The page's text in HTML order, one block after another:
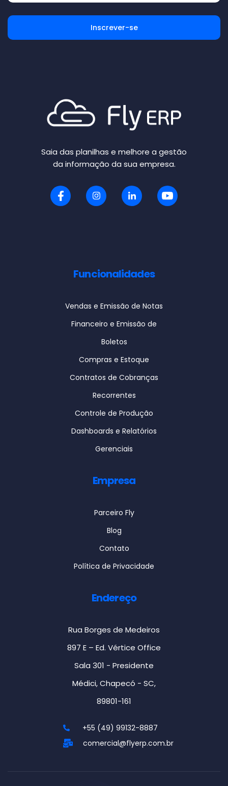
Saia das planilhas e melhore a gestão
da informação da sua empresa.
Funcionalidades
Vendas e Emissão de Notas
Financeiro e Emissão de
Boletos
Compras e Estoque
Contratos de Cobranças
Recorrentes
Controle de Produção
Dashboards e Relatórios
Gerenciais
Empresa
Parceiro Fly
Blog
Contato
Política de Privacidade
Endereço
Rua Borges de Medeiros
897 E – Ed. Vértice Office
Sala 301 - Presidente
Médici, Chapecó - SC,
89801-161
+55 (49) 99132-8887
comercial@flyerp.com.br